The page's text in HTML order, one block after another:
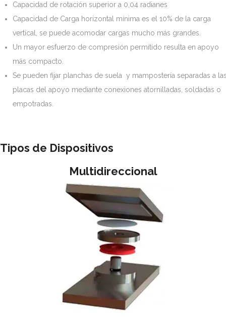
Capacidad de rotación superior a 0,04 radianes
Capacidad de Carga horizontal mínima es el 10% de la carga
vertical, se puede acomodar cargas mucho más grandes.
Un mayor esfuerzo de compresión permitido resulta en apoyo
más compacto.
Se pueden fijar planchas de suela y mampostería separadas a
placas del apoyo mediante conexiones atornilladas, soldadas o
empotradas.
Tipos de Dispositivos
Multidireccional